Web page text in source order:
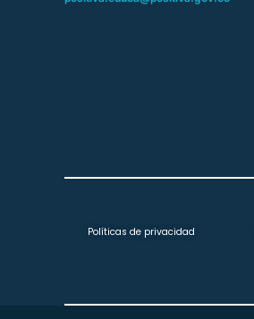
Políticas de privacidad